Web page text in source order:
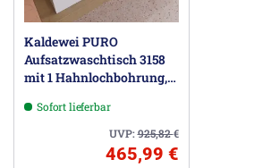
Kaldewei PURO
Aufsatzwaschtisch 3158
mit 1 Hahnlochbohrung,
Sofort lieferbar
UVP:925,82€
465,99 €